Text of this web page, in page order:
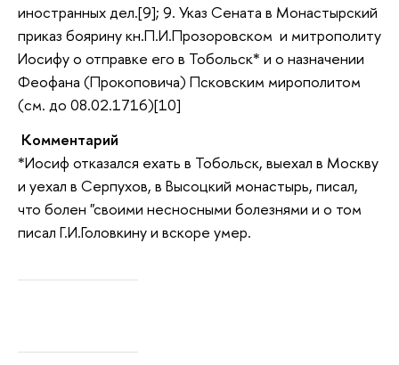
иностранных дел.[9]; 9. Указ Сената в Монастырский
приказ боярину кн.П.И.Прозоровском и митрополиту
Иосифу о отправке его в Тобольск* и о назначении
Феофана (Прокоповича) Псковским мирополитом
(см. до 08.02.1716)[10]
Комментарий
*Иосиф отказался ехать в Тобольск, выехал в Москву
и уехал в Серпухов, в Высоцкий монастырь, писал,
что болен "своими несносными болезнями и о том
писал Г.И.Головкину и вскоре умер.